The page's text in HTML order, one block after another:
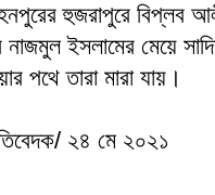
হুজরাপুরে বিপ্লব
নাজমুল ইসলামের মেয়ে
পথে তারা মারা যায়।
২৪ মে ২০২১